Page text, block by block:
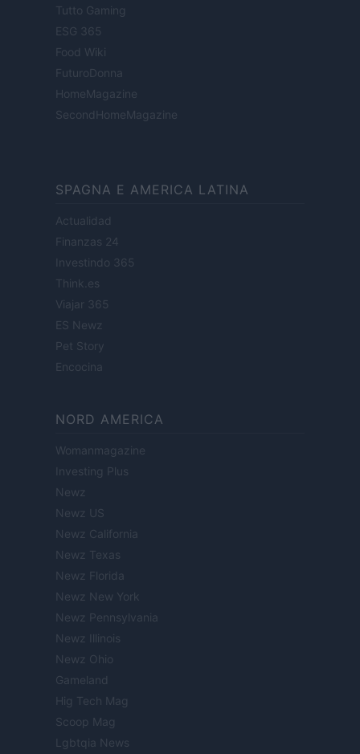
Tutto Gaming
ESG 365
Food Wiki
FuturoDonna
HomeMagazine
SecondHomeMagazine
SPAGNA E AMERICA LATINA
Actualidad
Finanzas 24
Investindo 365
Think.es
Viajar 365
ES Newz
Pet Story
Encocina
NORD AMERICA
Womanmagazine
Investing Plus
Newz
Newz US
Newz California
Newz Texas
Newz Florida
Newz New York
Newz Pennsylvania
Newz Illinois
Newz Ohio
Gameland
Hig Tech Mag
Scoop Mag
Lgbtqia News